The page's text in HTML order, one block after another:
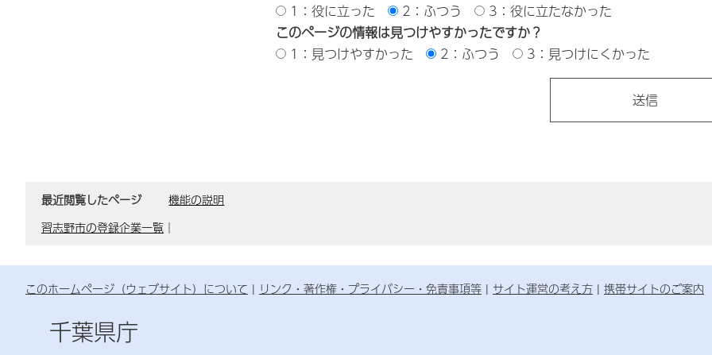
1：役に立った
2：ふつう
3：役に立たなかった
このページの情報は見つけやすかったですか？
1：見つけやすかった
2：ふつう 3：見つけにくかった
最近閲覧したページ
機能の説明
習志野市の登録企業一覧 ｜
このホームページ（ウェブサイト）について リンク・著作権・プライバシー・免責事項等 サイト運営の考え方 携帯サイトのご案内
千葉県庁